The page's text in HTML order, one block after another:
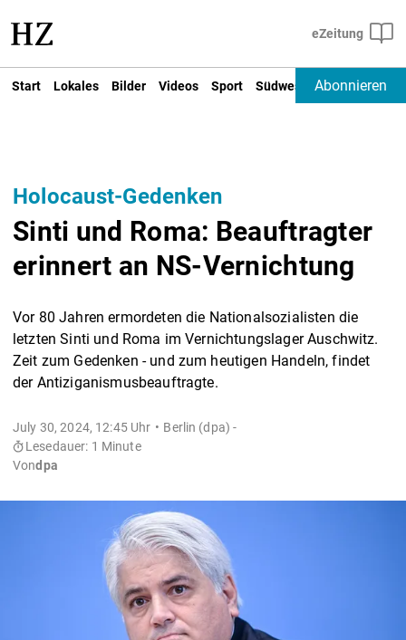
Start Lokales Bilder Videos Sport Südwest Deutschland
Abonnieren
Holocaust-Gedenken
Sinti und Roma: Beauftragter
erinnert an NS-Vernichtung
Vor 80 Jahren ermordeten die Nationalsozialisten die
letzten Sinti und Roma im Vernichtungslager Auschwitz.
Zeit zum Gedenken - und zum heutigen Handeln, findet
der Antiziganismusbeauftragte.
July 30, 2024, 12:45 Uhr
Berlin (dpa) -
Lesedauer: 1 Minute
Vondpa